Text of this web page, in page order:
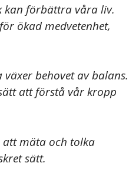
kan förbättra våra liv.
ökad medvetenhet,
behovet av balans.
att förstå vår kropp
att mäta och tolka
sätt.